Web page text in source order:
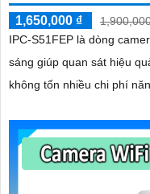
1,650,000 ₫
IPC-S51FEP là dòng
sáng giúp quan sát hiệu
không tốn nhiều chi phí